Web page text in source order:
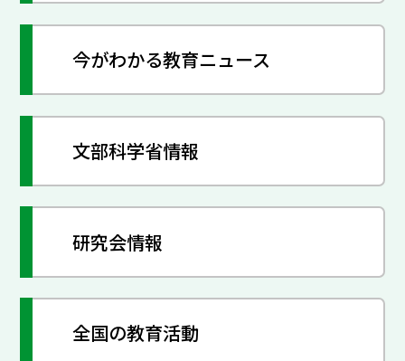
今がわかる教育ニュース
文部科学省情報
研究会情報
全国の教育活動